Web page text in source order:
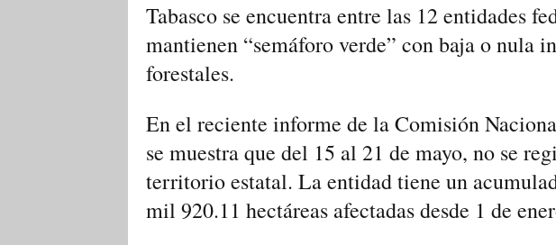
Tabasco se encuentra entre las 12 entidades
mantienen “semáforo verde” con baja o nula
forestales.
En el reciente informe de la Comisión
se muestra que del 15 al 21 de mayo, no se
territorio estatal. La entidad tiene un
mil 920.11 hectáreas afectadas desde 1 de